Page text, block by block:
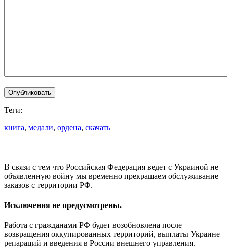
Теги:
книга, медали, ордена, скачать
В связи с тем что Российская Федерация ведет с Украиной не
объявленную войну мы временно прекращаем обслуживание
заказов с территории РФ.
Исключения не предусмотрены.
Работа с гражданами РФ будет возобновлена после
возвращения оккупированных территорий, выплаты Украине
репараций и введения в России внешнего управления.